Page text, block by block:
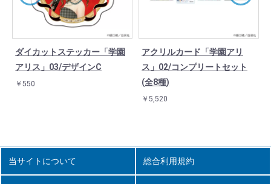
ダイカットステッカー「学園
アリス」03/デザインC
￥550
アクリルカード「学園アリ
ス」02/コンプリートセット
(全8種)
￥5,520
当サイトについて 総合利用規約